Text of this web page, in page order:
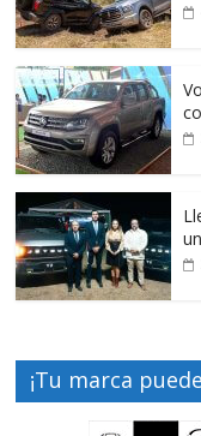
¡Tu marca